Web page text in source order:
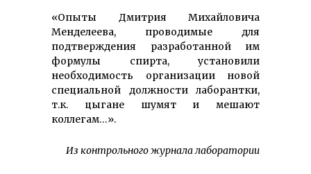
«Опыты Дмитрия Михайловича
Менделеева, проводимые для
подтверждения разработанной им
формулы спирта, установили
необходимость организации новой
специальной должности лаборантки,
т.к. цыгане шумят и мешают
коллегам…».
Из контрольного журнала лаборатории